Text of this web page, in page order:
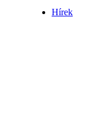
Hírek